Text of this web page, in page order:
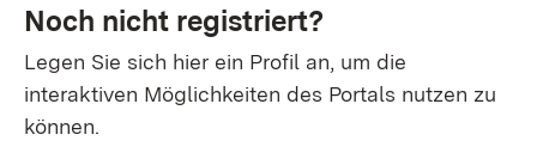
Noch nicht registriert?
Legen Sie sich hier ein Profil an, um die
interaktiven Möglichkeiten des Portals nutzen zu
können.